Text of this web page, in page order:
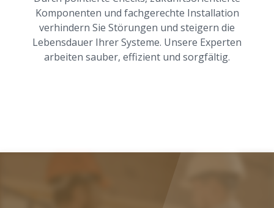
Komponenten und fachgerechte Installation
verhindern Sie Störungen und steigern die
Lebensdauer Ihrer Systeme. Unsere Experten
arbeiten sauber, effizient und sorgfältig.